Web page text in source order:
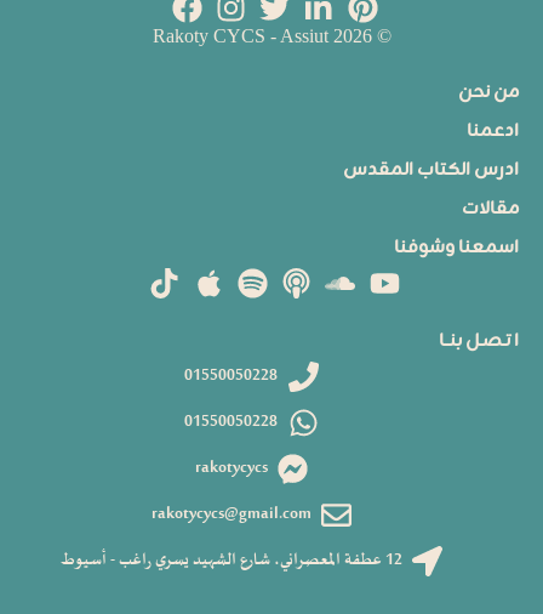
ا تـصـل بنــا
01550050228
01550050228
rakotycycs
rakotycycs@gmail.com
12 عطفة المعصراني، شارع الشهيد يسري راغب - أسيوط
من نحن
ادعمنا
ادرس الكتاب المقدس
مقالات
اسمعنا وشوفنا
© 2026 Rakoty CYCS - Assiut